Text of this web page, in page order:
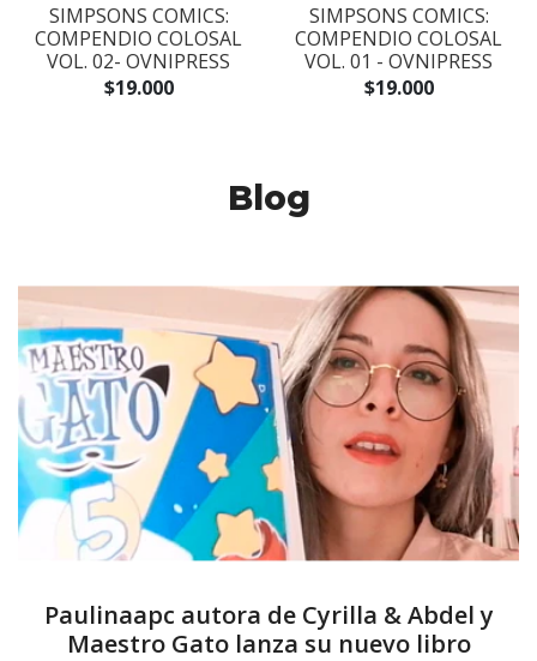
SIMPSONS COMICS:
COMPENDIO COLOSAL
VOL. 02- OVNIPRESS
$19.000
SIMPSONS COMICS:
COMPENDIO COLOSAL
VOL. 01 - OVNIPRESS
$19.000
Blog
Paulinaapc autora de Cyrilla & Abdel y
Maestro Gato lanza su nuevo libro